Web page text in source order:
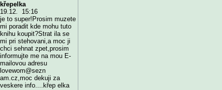
křepelka
19.12. 15:16
je to super!Prosim muzete
mi poradit kde mohu tuto
knihu koupit?Strat ila se
mi pri stehovani,a moc ji
chci sehnat zpet,prosim
informujte me na mou E-
mailovou adresu
lovewom@sezn
am.cz,moc dekuji za
veskere info....křep elka